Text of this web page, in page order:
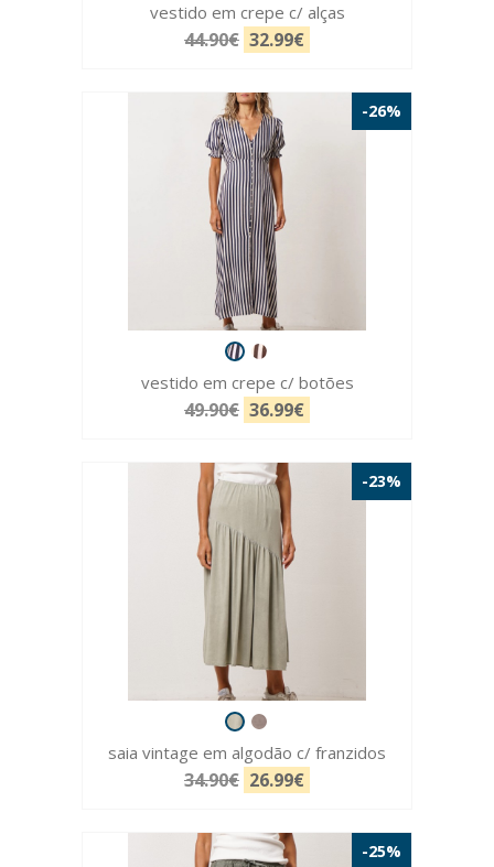
vestido em crepe c/ alças
44.90€ 32.99€
-26%
vestido em crepe c/ botões
49.90€ 36.99€
-23%
saia vintage em algodão c/ franzidos
34.90€ 26.99€
-25%